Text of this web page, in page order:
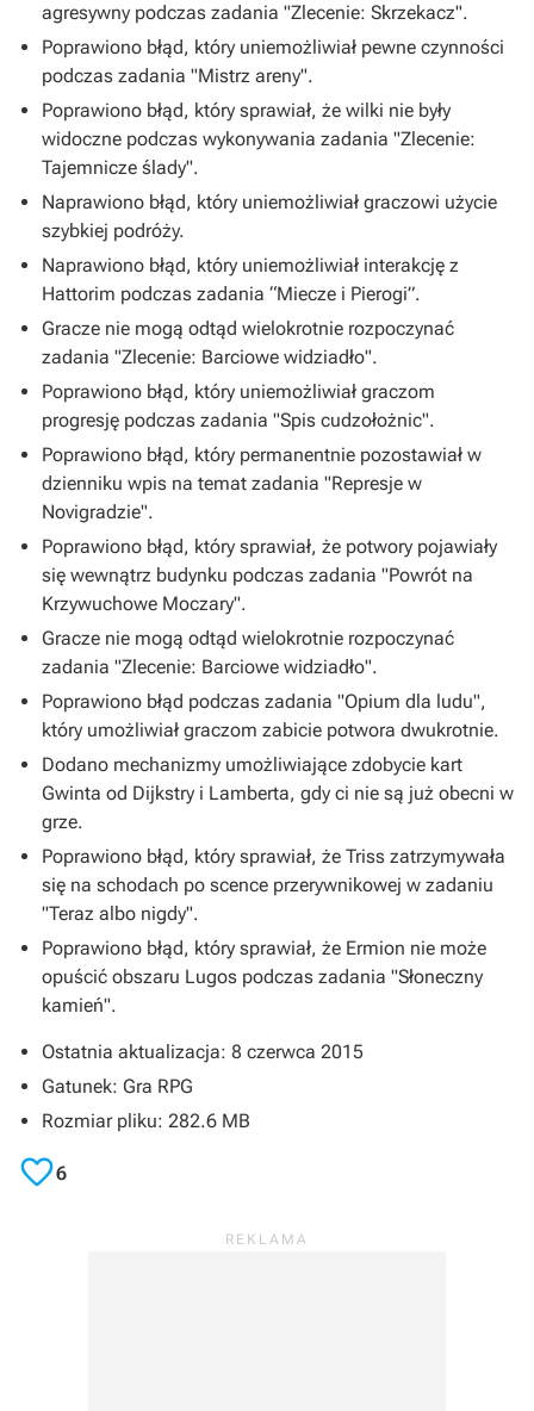
agresywny podczas zadania "Zlecenie: Skrzekacz".
Poprawiono błąd, który uniemożliwiał pewne czynności
podczas zadania "Mistrz areny".
Poprawiono błąd, który sprawiał, że wilki nie były
widoczne podczas wykonywania zadania "Zlecenie:
Tajemnicze ślady".
Naprawiono błąd, który uniemożliwiał graczowi użycie
szybkiej podróży.
Naprawiono błąd, który uniemożliwiał interakcję z
Hattorim podczas zadania “Miecze i Pierogi”.
Gracze nie mogą odtąd wielokrotnie rozpoczynać
zadania "Zlecenie: Barciowe widziadło".
Poprawiono błąd, który uniemożliwiał graczom
progresję podczas zadania "Spis cudzołożnic".
Poprawiono błąd, który permanentnie pozostawiał w
dzienniku wpis na temat zadania "Represje w
Novigradzie".
Poprawiono błąd, który sprawiał, że potwory pojawiały
się wewnątrz budynku podczas zadania "Powrót na
Krzywuchowe Moczary".
Gracze nie mogą odtąd wielokrotnie rozpoczynać
zadania "Zlecenie: Barciowe widziadło".
Poprawiono błąd podczas zadania "Opium dla ludu",
który umożliwiał graczom zabicie potwora dwukrotnie.
Dodano mechanizmy umożliwiające zdobycie kart
Gwinta od Dijkstry i Lamberta, gdy ci nie są już obecni w
grze.
Poprawiono błąd, który sprawiał, że Triss zatrzymywała
się na schodach po scence przerywnikowej w zadaniu
"Teraz albo nigdy".
Poprawiono błąd, który sprawiał, że Ermion nie może
opuścić obszaru Lugos podczas zadania "Słoneczny
kamień".
Ostatnia aktualizacja: 8 czerwca 2015
Gatunek: Gra RPG
Rozmiar pliku: 282.6 MB
6